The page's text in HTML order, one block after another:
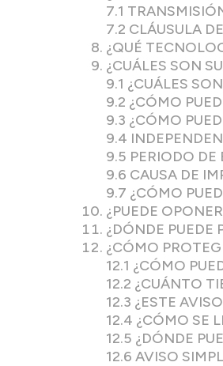
7.1
7.2 CLÁUSULA
¿QUÉ
¿CUÁLES SON
9.1 ¿CUÁLES
9.2 ¿CÓMO
9.3 ¿CÓMO
9.4
9.5 PERIODO DE
9.6 CAUSA DE
9.7 ¿CÓMO
¿PUEDE
¿DÓNDE PUEDE
¿CÓMO
12.1 ¿CÓMO
12.2 ¿CUÁNTO
12.3 ¿ESTE
12.4 ¿CÓMO SE
12.5 ¿DÓNDE
12.6 AVISO